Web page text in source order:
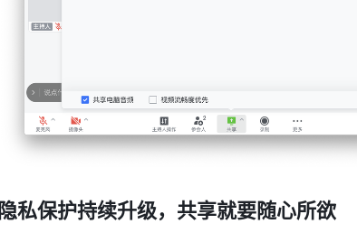
隐私保护持续升级，共享就要随心所欲